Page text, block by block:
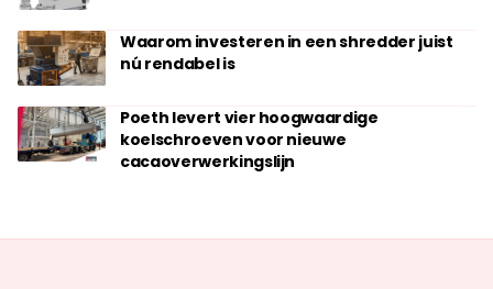
Waarom investeren in een shredder juist
nú rendabel is
Poeth levert vier hoogwaardige
koelschroeven voor nieuwe
cacaoverwerkingslijn